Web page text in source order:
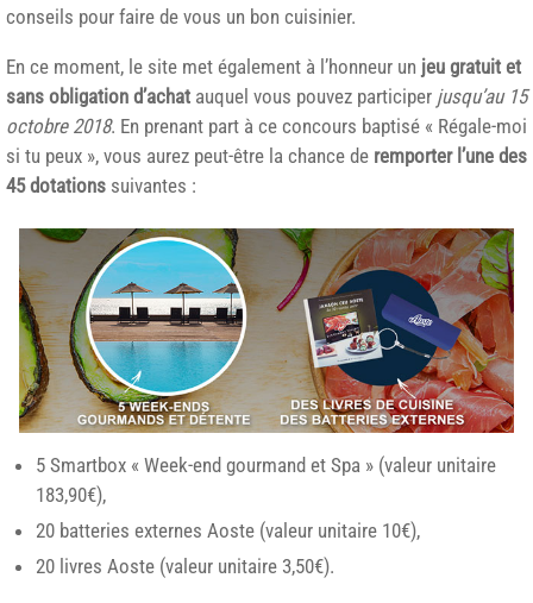
conseils pour faire de vous un bon cuisinier.
En ce moment, le site met également à l’honneur un jeu gratuit et
sans obligation d’achat auquel vous pouvez participer jusqu’au 15
octobre 2018. En prenant part à ce concours baptisé « Régale-moi
si tu peux », vous aurez peut-être la chance de remporter l’une des
45 dotations suivantes :
5 Smartbox « Week-end gourmand et Spa » (valeur unitaire
183,90€),
20 batteries externes Aoste (valeur unitaire 10€),
20 livres Aoste (valeur unitaire 3,50€).